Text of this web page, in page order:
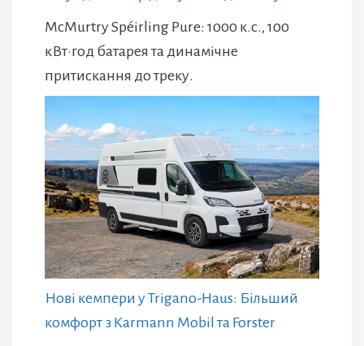
McMurtry Spéirling Pure: 1000 к.с., 100
кВт·год батарея та динамічне
притискання до треку.
Нові кемпери у Trigano-Haus: Більший
комфорт з Karmann Mobil та Forster